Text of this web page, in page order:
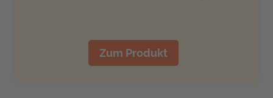
Zum Produkt